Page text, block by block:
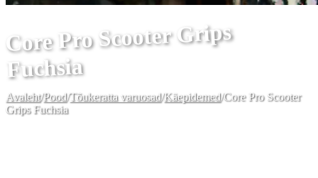
Core Pro Scooter Grips
Fuchsia
Avaleht/Pood/Tõukeratta varuosad/Käepidemed/Core Pro Scooter
Grips Fuchsia